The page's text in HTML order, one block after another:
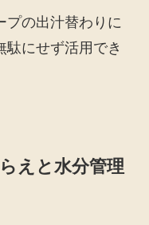
プの出汁替わりに
駄にせず活用でき
えと水分管理